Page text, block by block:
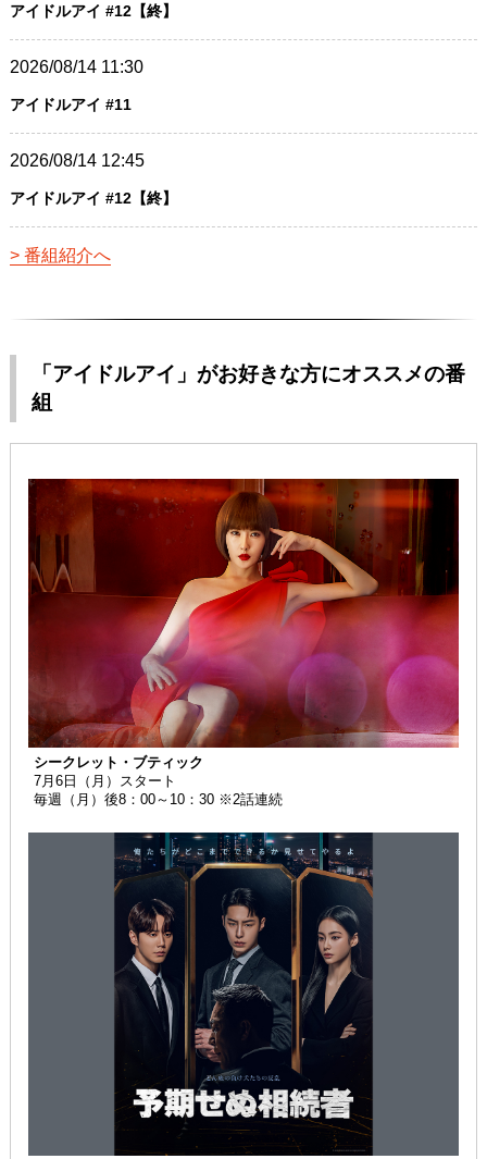
アイドルアイ #12【終】
2026/08/14 11:30
アイドルアイ #11
2026/08/14 12:45
アイドルアイ #12【終】
番組紹介へ
「アイドルアイ」がお好きな方にオススメの番
組
シークレット・ブティック
7月6日（月）スタート
毎週（月）後8：00～10：30 ※2話連続